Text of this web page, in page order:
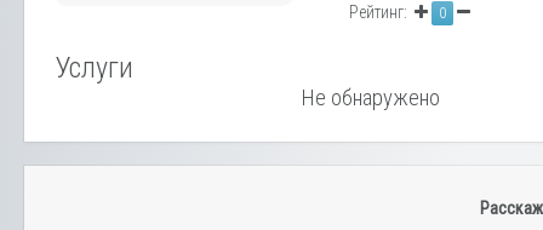
Рейтинг:
0
Услуги
Не обнаружено